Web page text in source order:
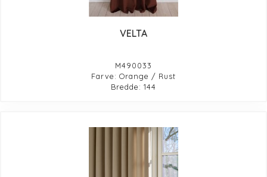
VELTA
M490033
Farve: Orange / Rust
Bredde: 144